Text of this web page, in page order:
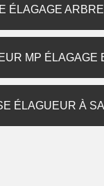
ÉLAGAGE
MP ÉLAGAGE
ÉLAGUEUR À